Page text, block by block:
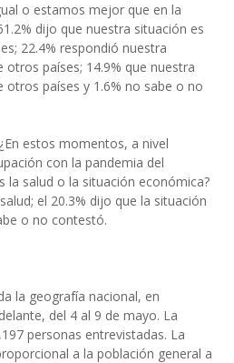
o estamos mejor que en la
dijo que nuestra situación es
22.4% respondió nuestra
otros países; 14.9% que nuestra
otros países y 1.6% no sabe o no
estos momentos, a nivel
con la pandemia del
la salud o la situación económica?
el 20.3% dijo que la situación
o no contestó.
la geografía nacional, en
del 4 al 9 de mayo. La
personas entrevistadas. La
a la población general a